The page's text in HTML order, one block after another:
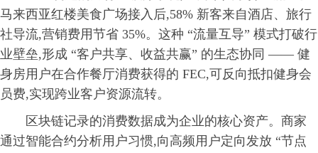
马来西亚红楼美食广场接入后,58% 新客来自酒店、旅行
社导流,营销费用节省 35%。这种 “流量互导” 模式打破行
业壁垒,形成 “客户共享、收益共赢” 的生态协同 —— 健
身房用户在合作餐厅消费获得的 FEC,可反向抵扣健身会
员费,实现跨业客户资源流转。
区块链记录的消费数据成为企业的核心资产。商家
通过智能合约分析用户习惯,向高频用户定向发放 “节点